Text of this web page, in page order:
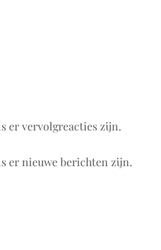
er vervolgreacties zijn.
er nieuwe berichten zijn.